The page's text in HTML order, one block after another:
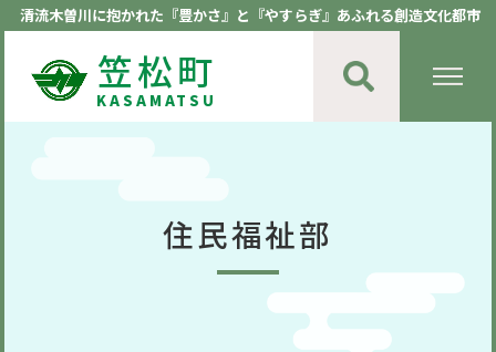
清流木曽川に抱かれた『豊かさ』と『やすらぎ』あふれる創造文化都市
笠松町
KASAMATSU
住民福祉部